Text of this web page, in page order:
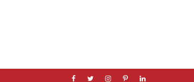
facebooktwitterinstagrampinterestlinkedin